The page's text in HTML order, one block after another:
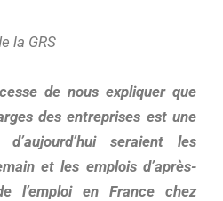
la GRS
de nous expliquer que
des entreprises est une
seraient les
et les emplois d’après-
l’emploi en France chez